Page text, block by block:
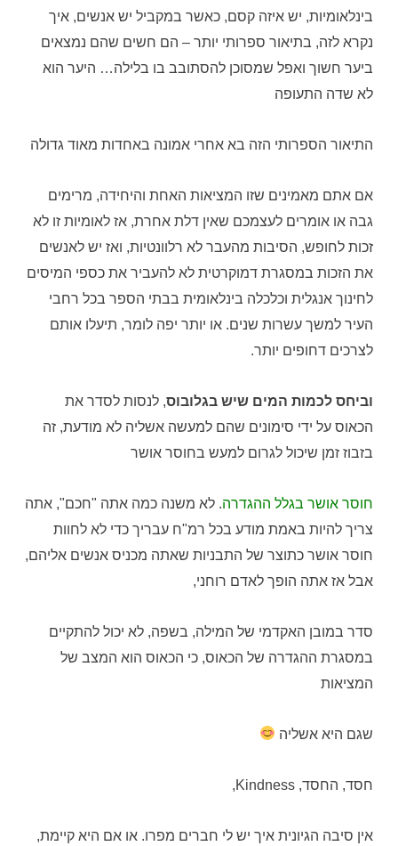
בינלאומיות, יש איזה קסם, כאשר במקביל יש אנשים, איך
נקרא לזה, בתיאור ספרותי יותר – הם חשים שהם נמצאים
ביער חשוך ואפל שמסוכן להסתובב בו בלילה… היער הוא
לא שדה התעופה
התיאור הספרותי הזה בא אחרי אמונה באחדות מאוד גדולה
אם אתם מאמינים שזו המציאות האחת והיחידה, מרימים
גבה או אומרים לעצמכם שאין דלת אחרת, אז לאומיות זו לא
זכות לחופש, הסיבות מהעבר לא רלוונטיות, ואז יש לאנשים
את הזכות במסגרת דמוקרטית לא להעביר את כספי המיסים
לחינוך אנגלית וכלכלה בינלאומית בבתי הספר בכל רחבי
העיר למשך עשרות שנים. או יותר יפה לומר, תיעלו אותם
לצרכים דחופים יותר.
וביחס לכמות המים שיש בגלובוס, לנסות לסדר את
הכאוס על ידי סימונים שהם למעשה אשליה לא מודעת, זה
בזבוז זמן שיכול לגרום למעש בחוסר אושר
חוסר אושר בגלל ההגדרה. לא משנה כמה אתה "חכם", אתה
צריך להיות באמת מודע בכל רמ"ח עבריך כדי לא לחוות
חוסר אושר כתוצר של התבניות שאתה מכניס אנשים אליהם,
אבל אז אתה הופך לאדם רוחני,
סדר במובן האקדמי של המילה, בשפה, לא יכול להתקיים
במסגרת ההגדרה של הכאוס, כי הכאוס הוא המצב של
המציאות
שגם היא אשליה
חסד, החסד, Kindness,
אין סיבה הגיונית איך יש לי חברים מפרו. או אם היא קיימת,